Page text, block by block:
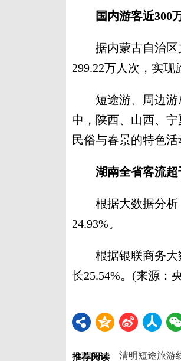
国内游客近300
据内蒙古自治区
299.22万人次，实现
短途游、周边游成
中，陕西、山西、
民俗与春景的特色
湖南全省客流超
根据大数据分析，
24.93%。
根据银联商务大数
长25.54%。(来源：
推荐阅读
清明短途旅游